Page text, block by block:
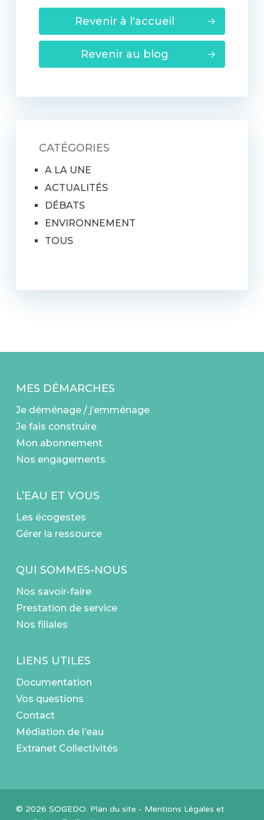
Revenir à l'accueil
Revenir au blog
CATÉGORIES
A LA UNE
ACTUALITÉS
DÉBATS
ENVIRONNEMENT
TOUS
MES DÉMARCHES
Je déménage / j’emménage
Je fais construire
Mon abonnement
Nos engagements
L’EAU ET VOUS
Les écogestes
Gérer la ressource
QUI SOMMES-NOUS
Nos savoir-faire
Prestation de service
Nos filiales
LIENS UTILES
Documentation
Vos questions
Contact
Médiation de l’eau
Extranet Collectivités
© 2026 SOGEDO. Plan du site - Mentions Légales et